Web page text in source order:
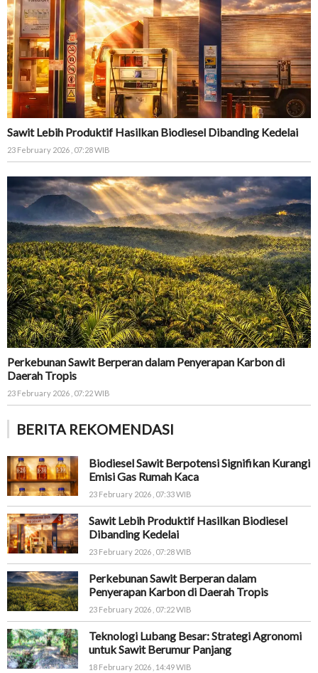
Sawit Lebih Produktif Hasilkan Biodiesel Dibanding Kedelai
23 February 2026 , 07:28 WIB
Perkebunan Sawit Berperan dalam Penyerapan Karbon di
Daerah Tropis
23 February 2026 , 07:22 WIB
BERITA REKOMENDASI
Biodiesel Sawit Berpotensi Signifikan Kurangi
Emisi Gas Rumah Kaca
23 February 2026 , 07:33 WIB
Sawit Lebih Produktif Hasilkan Biodiesel
Dibanding Kedelai
23 February 2026 , 07:28 WIB
Perkebunan Sawit Berperan dalam
Penyerapan Karbon di Daerah Tropis
23 February 2026 , 07:22 WIB
Teknologi Lubang Besar: Strategi Agronomi
untuk Sawit Berumur Panjang
18 February 2026 , 14:49 WIB